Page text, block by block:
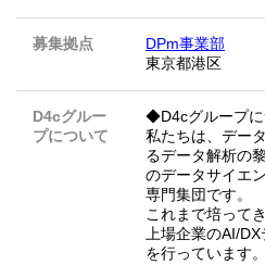
募集拠点
DPm事業部
東京都港区
D4cグルー
プについて
◆D4cグループに
私たちは、デー
るデータ解析の
のデータサイエ
専門集団です。
これまで培って
上場企業のAI/
を行っています。